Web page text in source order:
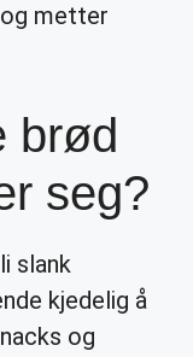
metter
brød
seg?
slank
kjedelig å
og